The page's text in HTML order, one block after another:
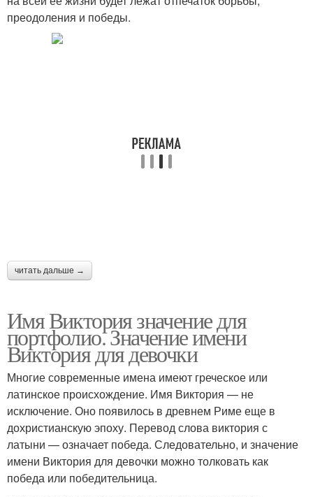
преодоления и победы.
читать дальше →
Имя Виктория значение для
портфолио. Значение имени
Виктория для девочки
Многие современные имена имеют греческое или
латинское происхождение. Имя Виктория — не
исключение. Оно появилось в древнем Риме еще в
дохристианскую эпоху. Перевод слова виктория с
латыни — означает победа. Следовательно, и значение
имени Виктория для девочки можно толковать как
победа или победительница.